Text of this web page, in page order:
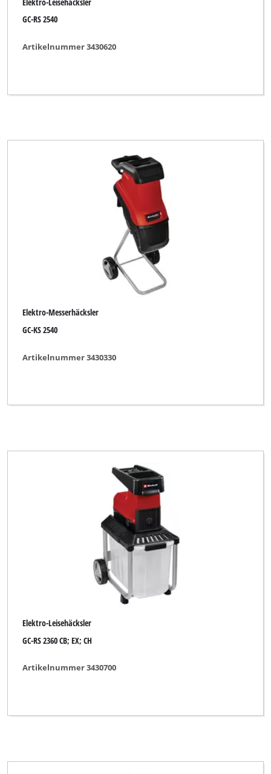
GC-RS 2540
Artikelnummer 3430620
Elektro-Messerhäcksler
GC-KS 2540
Artikelnummer 3430330
Elektro-Leisehäcksler
GC-RS 2360 CB; EX; CH
Artikelnummer 3430700